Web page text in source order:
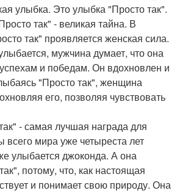
улыбка. Это улыбка "Просто так".
так" - великая тайна. В
так" проявляется женская сила.
мужчина думает, что она
и победам. Он вдохновлен и
"Просто так", женщина
его, позволяя чувствовать
- самая лучшая награда для
всего мира уже четыреста лет
улыбается джоконда. А она
потому, что, как настоящая
и понимает свою природу. Она